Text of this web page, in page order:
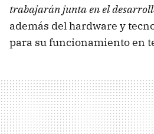
trabajarán junta en el
además del hardware y
para su funcionamiento en